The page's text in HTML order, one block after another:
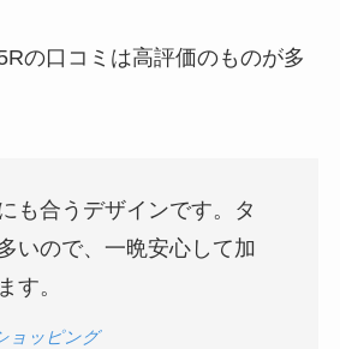
の口コミは高評価のものが多
も合うデザインです。タ
いので、一晩安心して加
す。
ョッピング